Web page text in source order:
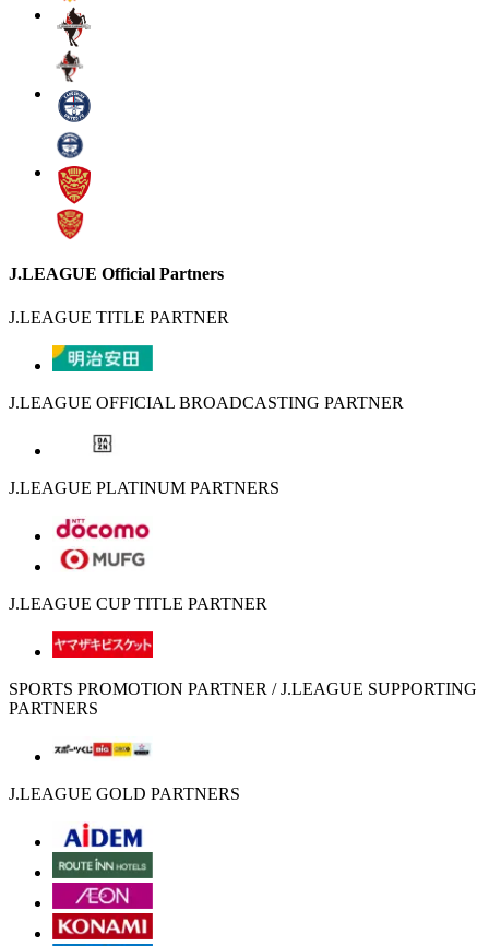
J.LEAGUE Official Partners
J.LEAGUE TITLE PARTNER
J.LEAGUE OFFICIAL BROADCASTING PARTNER
J.LEAGUE PLATINUM PARTNERS
J.LEAGUE CUP TITLE PARTNER
SPORTS PROMOTION PARTNER / J.LEAGUE SUPPORTING
PARTNERS
J.LEAGUE GOLD PARTNERS